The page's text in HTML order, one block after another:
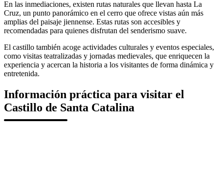
En las inmediaciones, existen rutas naturales que llevan hasta La
Cruz, un punto panorámico en el cerro que ofrece vistas aún más
amplias del paisaje jiennense. Estas rutas son accesibles y
recomendadas para quienes disfrutan del senderismo suave.
El castillo también acoge actividades culturales y eventos especiales,
como visitas teatralizadas y jornadas medievales, que enriquecen la
experiencia y acercan la historia a los visitantes de forma dinámica y
entretenida.
Información práctica para visitar el
Castillo de Santa Catalina